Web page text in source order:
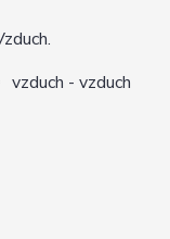
vzduch - vzduch